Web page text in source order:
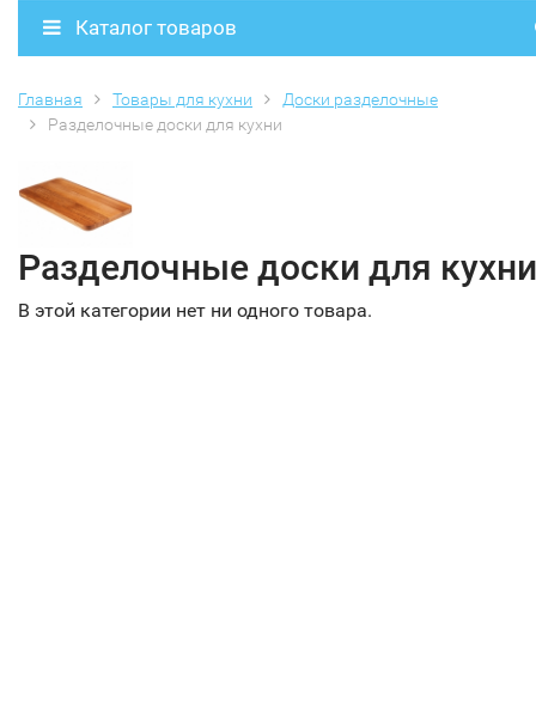
Каталог товаров
Главная Товары для кухни
Доски разделочные
Разделочные доски для кухни
Разделочные доски для кухни
В этой категории нет ни одного товара.